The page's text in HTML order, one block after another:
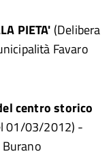
PIETA' (Delibera
Favaro
centro storico
01/03/2012) -